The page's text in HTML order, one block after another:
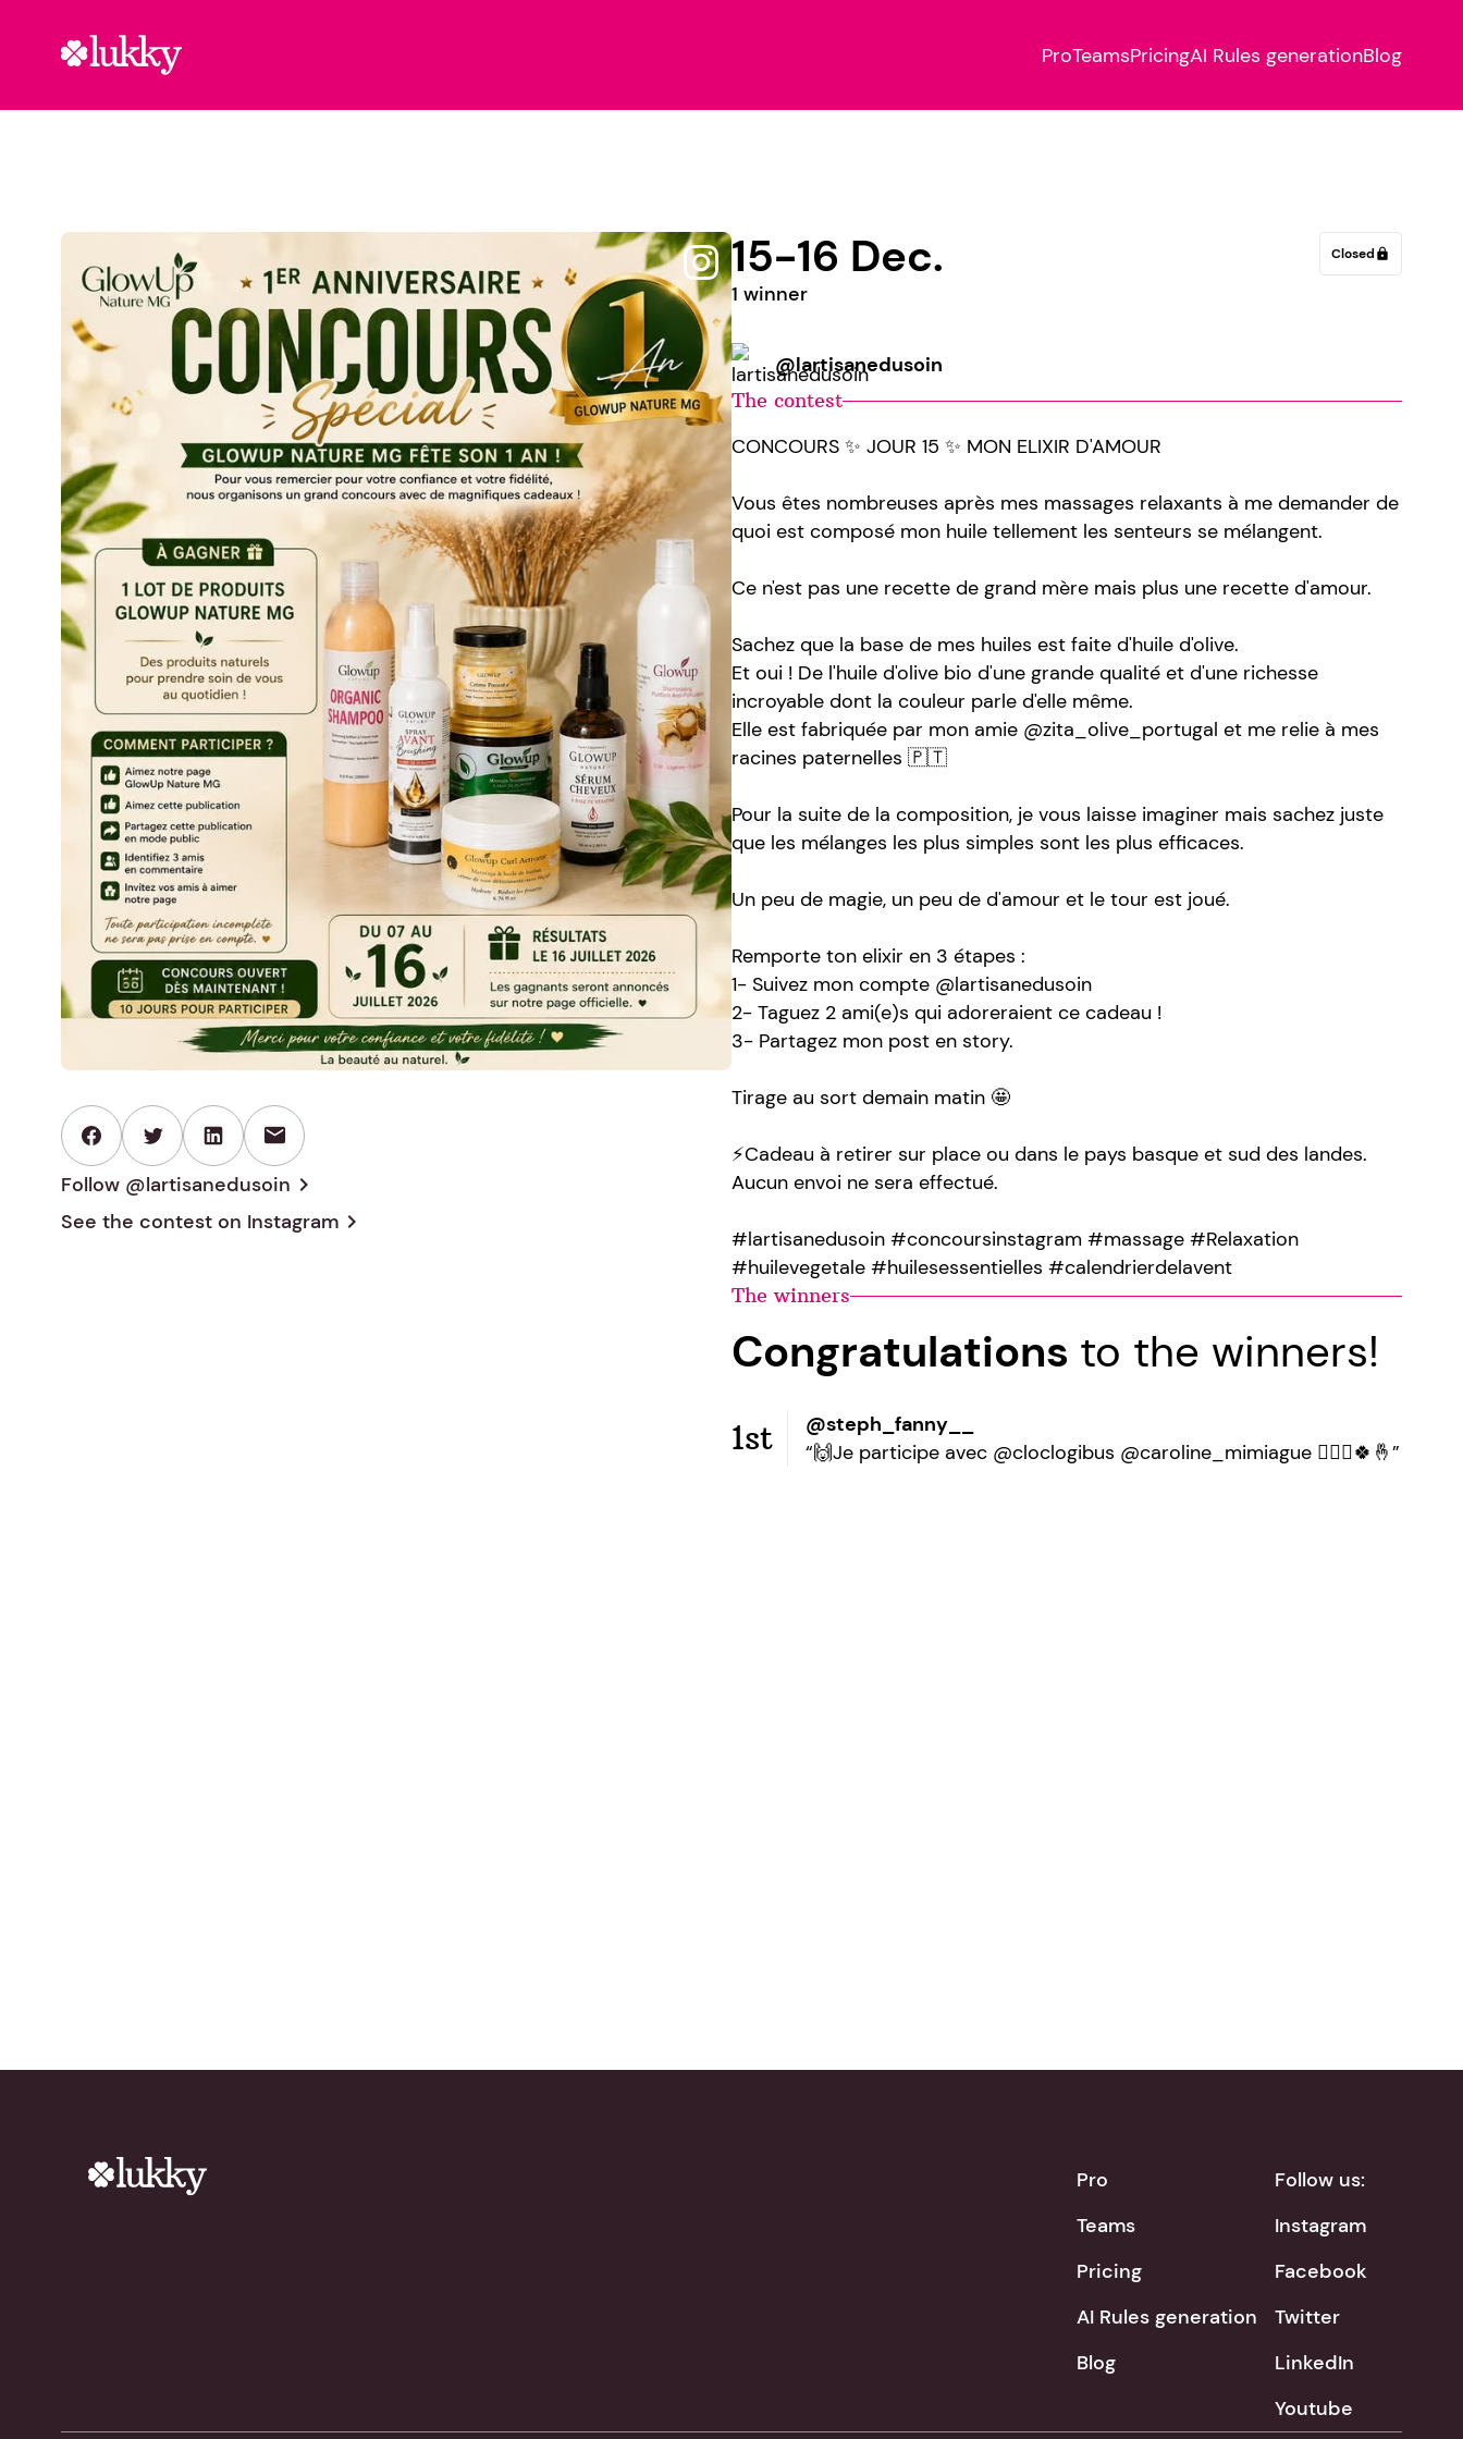
ProTeamsPricingAI Rules generationBlog
mail
Follow @lartisanedusoin chevron_right
See the contest on Instagram chevron_right
Closed lock
15-16 Dec.
1 winner
@lartisanedusoin
The contest
CONCOURS ✨️ JOUR 15 ✨️ MON ELIXIR D'AMOUR
Vous êtes nombreuses après mes massages relaxants à me demander de
quoi est composé mon huile tellement les senteurs se mélangent.
Ce n'est pas une recette de grand mère mais plus une recette d'amour.
Sachez que la base de mes huiles est faite d'huile d'olive.
Et oui ! De l'huile d'olive bio d'une grande qualité et d'une richesse
incroyable dont la couleur parle d'elle même.
Elle est fabriquée par mon amie @zita_olive_portugal et me relie à mes
racines paternelles 🇵🇹
Pour la suite de la composition, je vous laisse imaginer mais sachez juste
que les mélanges les plus simples sont les plus efficaces.
Un peu de magie, un peu de d'amour et le tour est joué.
Remporte ton elixir en 3 étapes :
1- Suivez mon compte @lartisanedusoin
2- Taguez 2 ami(e)s qui adoreraient ce cadeau !
3- Partagez mon post en story.
Tirage au sort demain matin 🤩
⚡️Cadeau à retirer sur place ou dans le pays basque et sud des landes.
Aucun envoi ne sera effectué.
#lartisanedusoin #concoursinstagram #massage #Relaxation
#huilevegetale #huilesessentielles #calendrierdelavent
The winners
Congratulations to the winners!
1st
@steph_fanny__
“🙌Je participe avec @cloclogibus @caroline_mimiague 💆🏼‍♀️🍀🤞”
Pro
Teams
Pricing
AI Rules generation
Blog
Follow us:
Instagram
Facebook
Twitter
LinkedIn
Youtube